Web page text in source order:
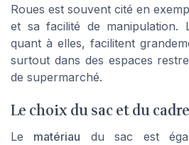
Roues est souvent cité en
et sa facilité de manipulation.
quant à elles, facilitent
surtout dans des espaces
de supermarché.
Le choix du sac et du cadre
Le matériau du sac est